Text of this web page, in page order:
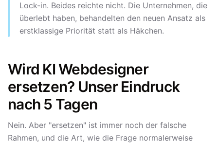
Lock-in. Beides reichte nicht. Die Unternehmen, die
überlebt haben, behandelten den neuen Ansatz als
erstklassige Priorität statt als Häkchen.
Wird KI Webdesigner
ersetzen? Unser Eindruck
nach 5 Tagen
Nein. Aber "ersetzen" ist immer noch der falsche
Rahmen, und die Art, wie die Frage normalerweise